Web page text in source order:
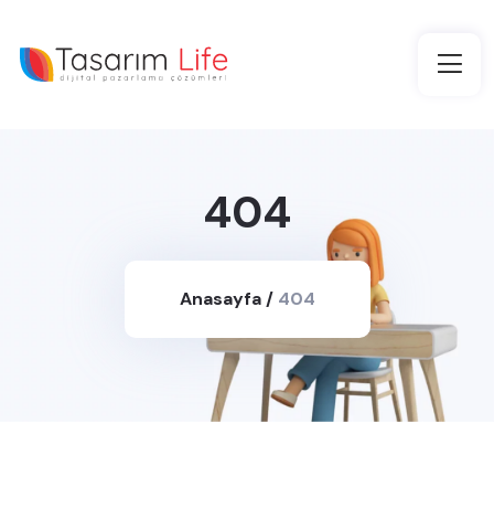
404
Anasayfa / 404